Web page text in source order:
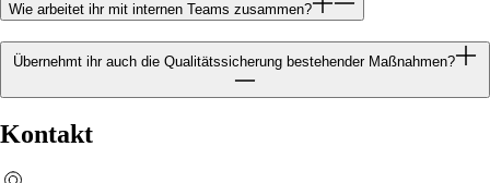
Wie arbeitet ihr mit internen Teams zusammen?
Übernehmt ihr auch die Qualitätssicherung bestehender Maßnahmen?
Kontakt